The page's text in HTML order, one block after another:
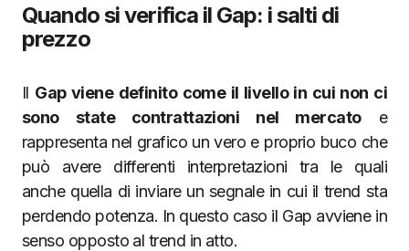
Quando si verifica il Gap: i salti di
prezzo
Il Gap viene definito come il livello in cui non ci
sono state contrattazioni nel mercatoe
rappresenta nel grafico un vero e proprio buco che
può avere differenti interpretazioni tra le quali
anche quella di inviare un segnale in cui il trend sta
perdendo potenza. In questo caso il Gap avviene in
senso opposto al trend in atto.